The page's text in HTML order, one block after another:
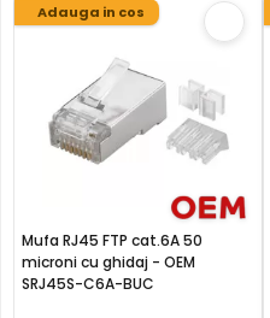
Adauga in cos
Mufa RJ45 FTP cat.6A 50
microni cu ghidaj - OEM
SRJ45S-C6A-BUC